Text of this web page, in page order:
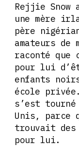
Rejjie Snow
une mère
père
amateurs
raconté que
pour lui
enfants
école
s’est
Unis, parce
trouvait des
pour lui.